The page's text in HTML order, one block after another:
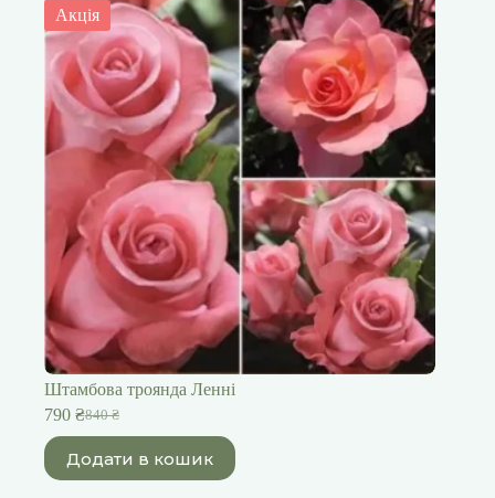
Акція
Штамбова троянда Ленні
840₴
Оригінальна
840 ₴.
790 ₴Поточна
790 ₴.
Додати в кошик